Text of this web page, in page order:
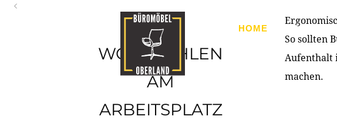
HOME PRODUKTE
WOHLFÜHLEN
AM
ARBEITSPLATZ
So sollten
Aufenthalt
machen.